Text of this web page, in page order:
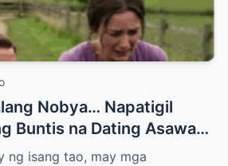
Nobya… Napatigil
Buntis na Dating Asawa—
sa Kanya
ng isang tao, may mga